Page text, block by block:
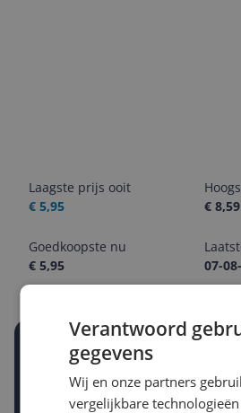
Laagste prijs ooit
€ 5,95
€ 8,59
Goedkoopste nu
€ 5,95
07-
Stel een alert in en mis geen
Krijg een seintje zodra de prijs zakt
Jouw e-mailadres
Verantwoord
gegevens
Wij en onze partners
vergelijkbare